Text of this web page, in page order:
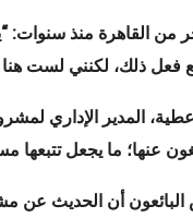
من القاهرة منذ سنوات:
فعل ذلك، لكنني لست هنا
المدير الإداري
عنها؛ ما يجعل تتبعها
أن الحديث عن